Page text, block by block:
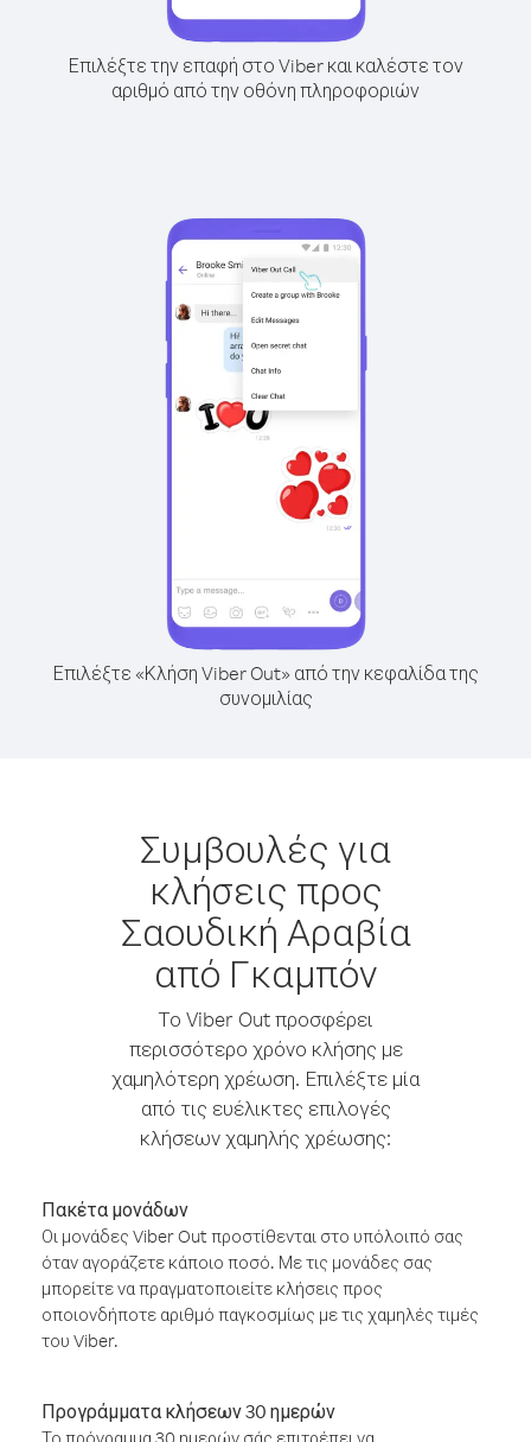
Επιλέξτε την επαφή στο Viber και καλέστε τον
αριθμό από την οθόνη πληροφοριών
Επιλέξτε «Κλήση Viber Out» από την κεφαλίδα της
συνομιλίας
Συμβουλές για
κλήσεις προς
Σαουδική Αραβία
από Γκαμπόν
Το Viber Out προσφέρει
περισσότερο χρόνο κλήσης με
χαμηλότερη χρέωση. Επιλέξτε μία
από τις ευέλικτες επιλογές
κλήσεων χαμηλής χρέωσης:
Πακέτα μονάδων
Οι μονάδες Viber Out προστίθενται στο υπόλοιπό σας
όταν αγοράζετε κάποιο ποσό. Με τις μονάδες σας
μπορείτε να πραγματοποιείτε κλήσεις προς
οποιονδήποτε αριθμό παγκοσμίως με τις χαμηλές τιμές
του Viber.
Προγράμματα κλήσεων 30 ημερών